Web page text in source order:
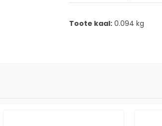
Toote kaal:0.094 kg